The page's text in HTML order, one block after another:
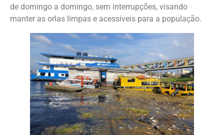
de domingo a domingo, sem interrupções, visando
manter as orlas limpas e acessíveis para a população.